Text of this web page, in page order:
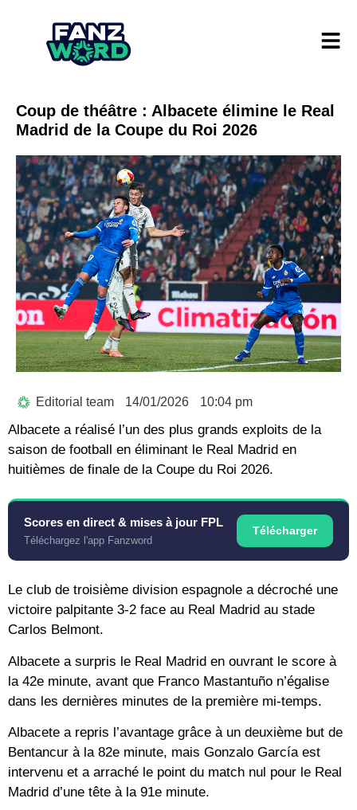
Coup de théâtre : Albacete élimine le Real
Madrid de la Coupe du Roi 2026
Editorial team 14/01/2026 10:04 pm
Albacete a réalisé l’un des plus grands exploits de la
saison de football en éliminant le Real Madrid en
huitièmes de finale de la Coupe du Roi 2026.
Scores en direct & mises à jour FPL
Téléchargez l'app Fanzword
Télécharger
Le club de troisième division espagnole a décroché une
victoire palpitante 3-2 face au Real Madrid au stade
Carlos Belmont.
Albacete a surpris le Real Madrid en ouvrant le score à
la 42e minute, avant que Franco Mastantuño n’égalise
dans les dernières minutes de la première mi-temps.
Albacete a repris l’avantage grâce à un deuxième but de
Bentancur à la 82e minute, mais Gonzalo García est
intervenu et a arraché le point du match nul pour le Real
Madrid d’une tête à la 91e minute.